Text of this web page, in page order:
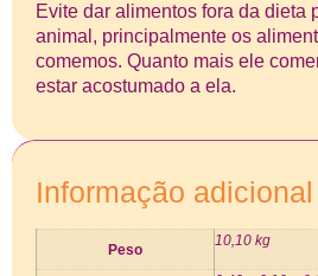
Evite dar alimentos fora da dieta
animal, principalmente os
comemos. Quanto mais ele
estar acostumado a ela.
Informação adicional
Peso
10,10 kg